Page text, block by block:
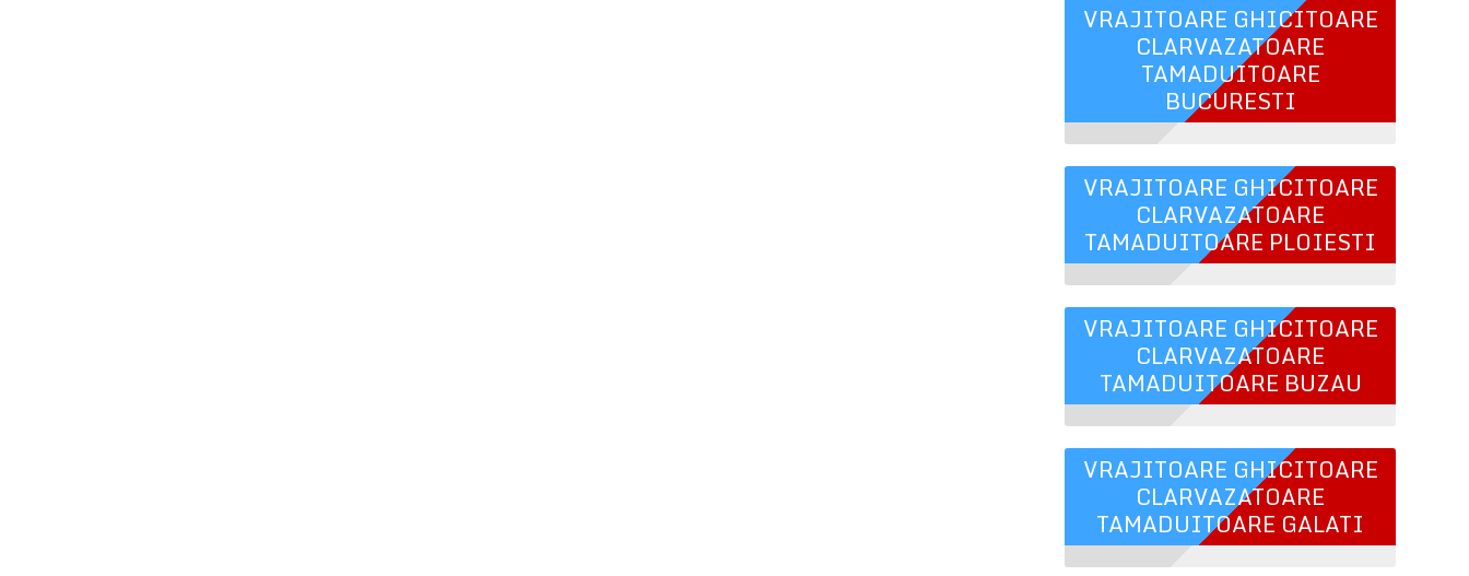
VRAJITOARE GHICITOARE
CLARVAZATOARE
TAMADUITOARE
BUCURESTI
VRAJITOARE GHICITOARE
CLARVAZATOARE
TAMADUITOARE PLOIESTI
VRAJITOARE GHICITOARE
CLARVAZATOARE
TAMADUITOARE BUZAU
VRAJITOARE GHICITOARE
CLARVAZATOARE
TAMADUITOARE GALATI